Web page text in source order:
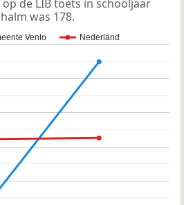
de LIB toets in schooljaar
was 178.
Venlo Nederland